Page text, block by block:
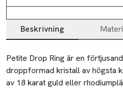
Beskrivning
Beskrivning
Petite Drop Ring är en
droppformad kristall av högsta
av 18 karat guld eller